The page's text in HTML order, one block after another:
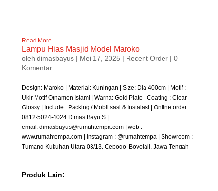
Read More
Lampu Hias Masjid Model Maroko
oleh dimasbayus| Mei 17, 2025 | Recent Order| 0
Komentar
Design: Maroko | Material: Kuningan | Size: Dia 400cm | Motif :
Ukir Motif Ornamen Islami | Warna: Gold Plate | Coating : Clear
Glossy | Include : Packing / Mobilisasi & Instalasi | Online order:
0812-5024-4024 Dimas Bayu S |
email: dimasbayus@rumahtempa.com | web :
www.rumahtempa.com | instagram : @rumahtempa | Showroom :
Tumang Kukuhan Utara 03/13, Cepogo, Boyolali, Jawa Tengah
Produk Lain: